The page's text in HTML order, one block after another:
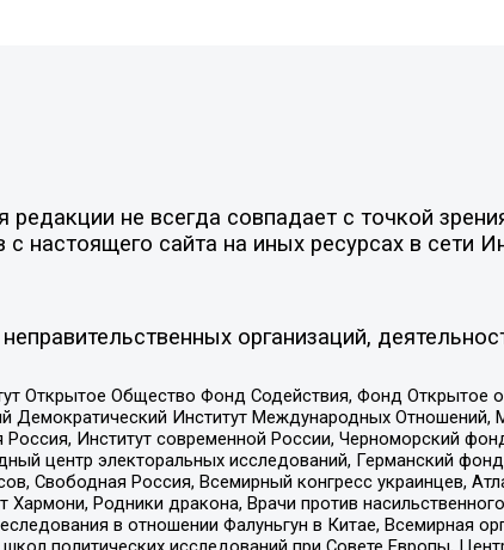
не всегда совпадает с точкой
настоящего сайта на иных ресурсах в сети
организаций,
Открытое Общество Фонд Содействия, Фонд Открытое
Институт Международных Отношений,
Институт современной России, Черноморский
центр электоральных исследований, Германский
Свободная Россия, Всемирный конгресс украинцев,
Родники дракона, Врачи против
в отношении Фалуньгун в Китае, Всемирная